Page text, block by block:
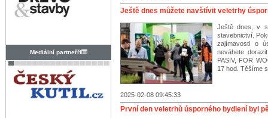
Mediální partneřři
Ještě dnes můžete navštívit veletrhy
Ještě dnes, v
stavebnictví.
zajímavosti o
neváhete
PASIV, FOR
17 hod. Těšíme
2025-02-08 09:45:33
První den veletrhů úsporného bydlení byl